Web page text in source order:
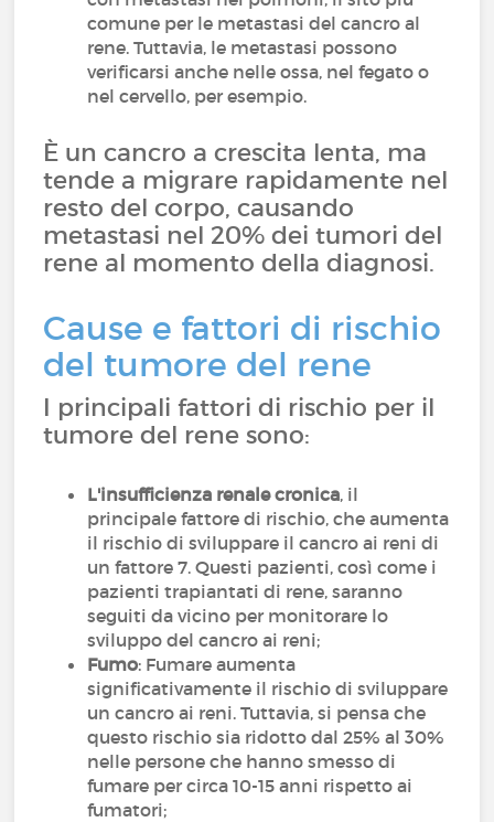
comune per le metastasi del cancro al
rene. Tuttavia, le metastasi possono
verificarsi anche nelle ossa, nel fegato o
nel cervello, per esempio.
È un cancro a crescita lenta, ma
tende a migrare rapidamente nel
resto del corpo, causando
metastasi nel 20% dei tumori del
rene al momento della diagnosi.
Cause e fattori di rischio
del tumore del rene
I principali fattori di rischio per il
tumore del rene sono:
L'insufficienza renale cronica, il
principale fattore di rischio, che aumenta
il rischio di sviluppare il cancro ai reni di
un fattore 7. Questi pazienti, così come i
pazienti trapiantati di rene, saranno
seguiti da vicino per monitorare lo
sviluppo del cancro ai reni;
Fumo: Fumare aumenta
significativamente il rischio di sviluppare
un cancro ai reni. Tuttavia, si pensa che
questo rischio sia ridotto dal 25% al 30%
nelle persone che hanno smesso di
fumare per circa 10-15 anni rispetto ai
fumatori;